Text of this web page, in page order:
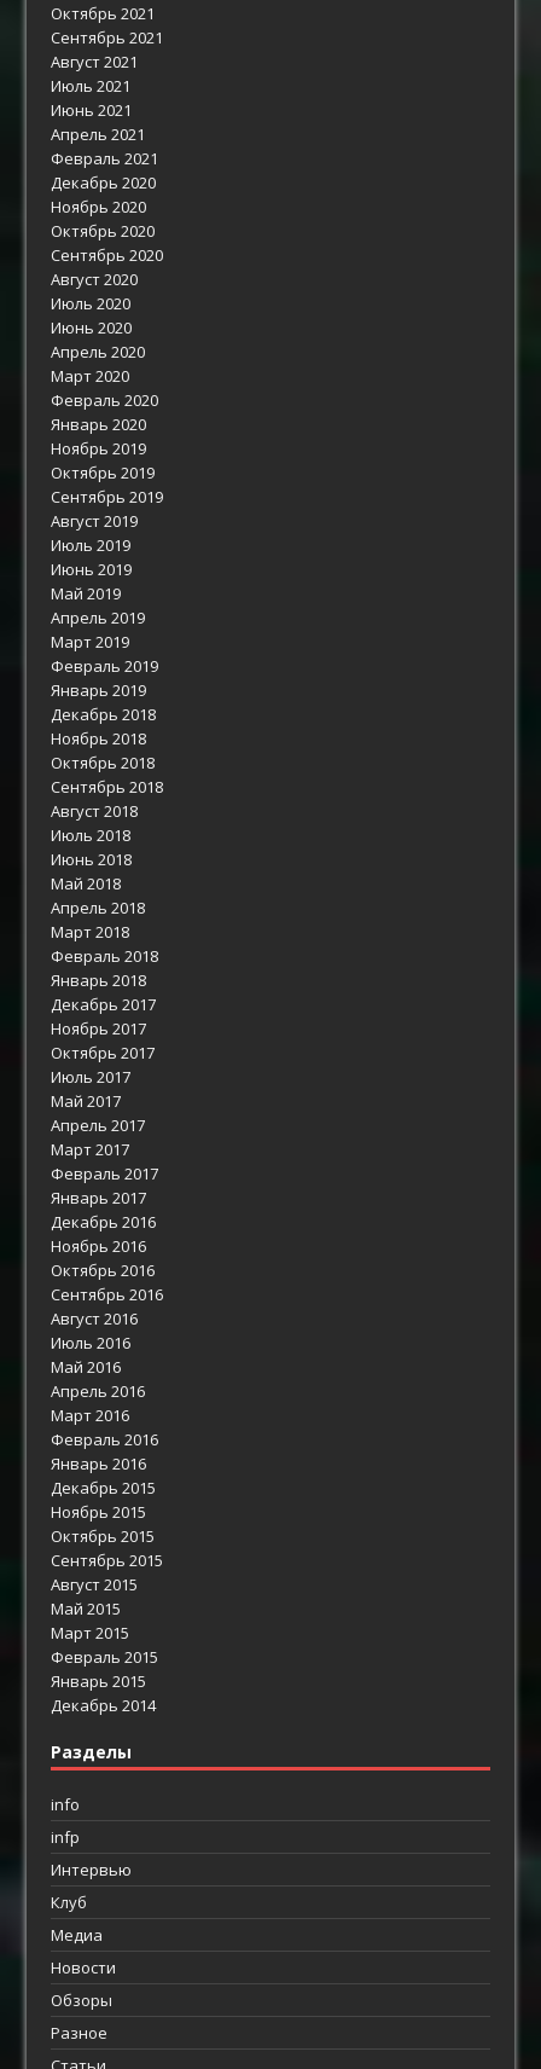
Октябрь 2021
Сентябрь 2021
Август 2021
Июль 2021
Июнь 2021
Апрель 2021
Февраль 2021
Декабрь 2020
Ноябрь 2020
Октябрь 2020
Сентябрь 2020
Август 2020
Июль 2020
Июнь 2020
Апрель 2020
Март 2020
Февраль 2020
Январь 2020
Ноябрь 2019
Октябрь 2019
Сентябрь 2019
Август 2019
Июль 2019
Июнь 2019
Май 2019
Апрель 2019
Март 2019
Февраль 2019
Январь 2019
Декабрь 2018
Ноябрь 2018
Октябрь 2018
Сентябрь 2018
Август 2018
Июль 2018
Июнь 2018
Май 2018
Апрель 2018
Март 2018
Февраль 2018
Январь 2018
Декабрь 2017
Ноябрь 2017
Октябрь 2017
Июль 2017
Май 2017
Апрель 2017
Март 2017
Февраль 2017
Январь 2017
Декабрь 2016
Ноябрь 2016
Октябрь 2016
Сентябрь 2016
Август 2016
Июль 2016
Май 2016
Апрель 2016
Март 2016
Февраль 2016
Январь 2016
Декабрь 2015
Ноябрь 2015
Октябрь 2015
Сентябрь 2015
Август 2015
Май 2015
Март 2015
Февраль 2015
Январь 2015
Декабрь 2014
Разделы
info
infp
Интервью
Клуб
Медиа
Новости
Обзоры
Разное